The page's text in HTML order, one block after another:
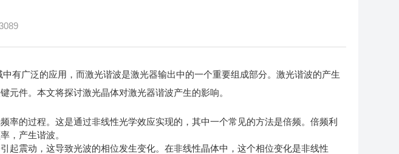
广泛的应用，而激光谐波是激光器输出中的一个重要组成部分。激光谐波的产生
元件。本文将探讨激光晶体对激光器谐波产生的影响。
的过程。这是通过非线性光学效应实现的，其中一个常见的方法是倍频。倍频利
，产生谐波。
震动，这导致光波的相位发生变化。在非线性晶体中，这个相位变化是非线性